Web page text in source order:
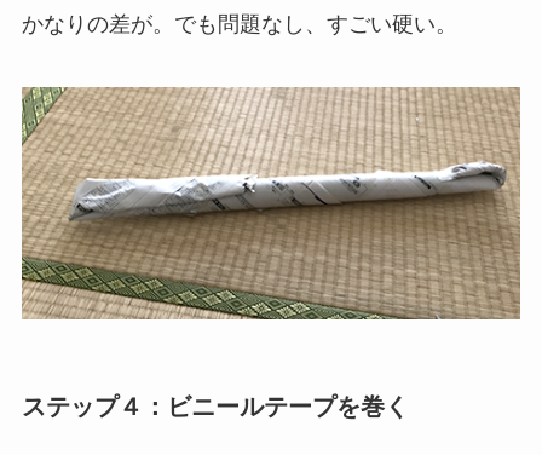
かなりの差が。でも問題なし、すごい硬い。
ステップ４：ビニールテープを巻く